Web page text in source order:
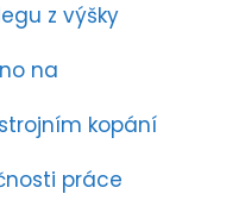
z výšky
na
kopání
práce